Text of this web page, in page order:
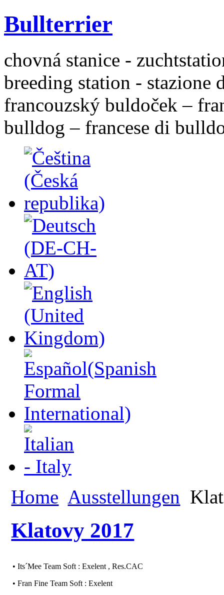
Bullterrier
chovná stanice -
breeding station - stazione
francouzský buldoček –
bulldog – francese di
Home Ausstellungen
Klatovy 2017
• Its´Mee Team Soft : Exelent , Res.CAC
• Fran Fine Team Soft : Exelent